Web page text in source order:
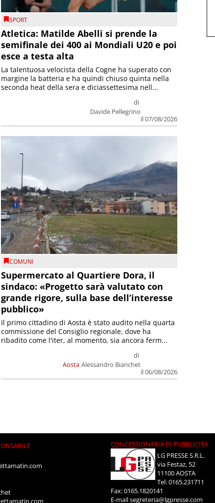
SPORT
Atletica: Matilde Abelli si prende la
semifinale dei 400 ai Mondiali U20 e poi
esce a testa alta
di
Davide Pellegrino
il 07/08/2026
La talentuosa velocista della Cogne ha superato con
margine la batteria e ha quindi chiuso quinta nella
seconda heat della sera e diciassettesima nell...
COMUNI
Supermercato al Quartiere Dora, il
sindaco: «Progetto sarà valutato con
grande rigore, sulla base dell’interesse
pubblico»
Aosta
di
Alessandro Bianchet
il 06/08/2026
Il primo cittadino di Aosta è stato audito nella quarta
commissione del Consiglio regionale, dove ha
ribadito come l'iter, al momento, sia ancora ferm...
CONCESSIONARIA DI PUBBLICITÀ
LG PRESSE S.R.L.
via Festaz, 52
11100 AOSTA
Tel: 0165.231711
Fax: 0165.1820141
E-mailsegreteria@lgpresse.com